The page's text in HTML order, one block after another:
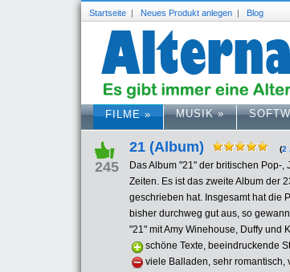
Startseite | Neues Produkt anlegen | Blog
FILME» MUSIK»
245
21 (Album) (2
Das Album "21" der britischen Pop-
Zeiten. Es ist das zweite Album der
geschrieben hat. Insgesamt hat die
bisher durchweg gut aus, so
"21" mit Amy Winehouse, Duffy und
schöne Texte, beeindruckende
viele Balladen, sehr